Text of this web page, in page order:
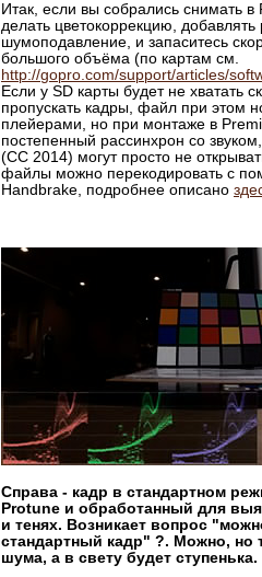
Итак, если вы собрались снимать в
делать цветокоррекцию, добавлять
шумоподавление, и запаситесь
большого объёма (по картам см.
http://gopro.com/support/articles/
Если у SD карты будет не хватать
пропускать кадры, файл при этом
плейерами, но при монтаже в
постепенный рассинхрон со
(CC 2014) могут просто не
файлы можно перекодировать с
Handbrake, подробнее описано
Справа - кадр в стандартном
Protune и обработанный для
и тенях. Возникает вопрос
стандартный кадр" ?. Можно, но
шума, а в свету будет ступенька.